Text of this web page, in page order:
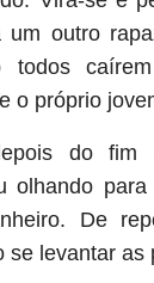
um outro
todos
o próprio
do fim
olhando
De
se levantar as